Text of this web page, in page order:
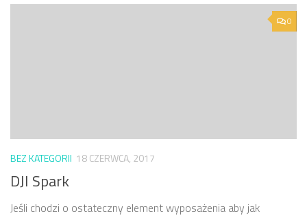
0
BEZ KATEGORII 18 CZERWCA, 2017
DJI Spark
Jeśli chodzi o ostateczny element wyposażenia aby jak